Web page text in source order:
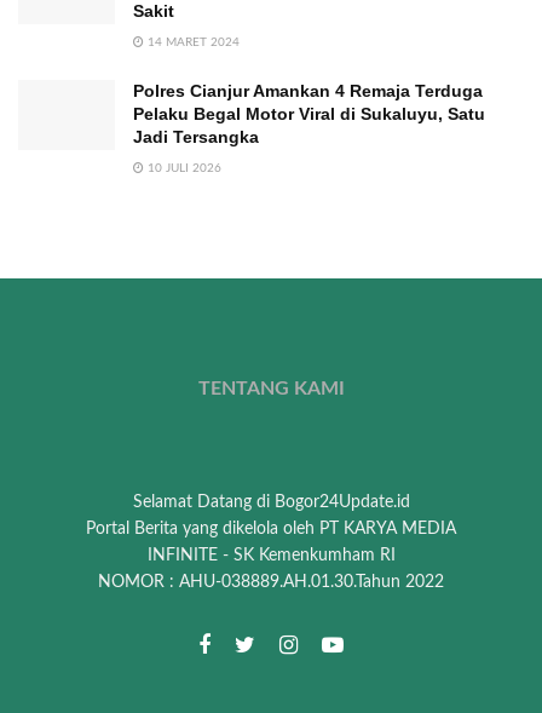
Sakit
14 MARET 2024
Polres Cianjur Amankan 4 Remaja Terduga
Pelaku Begal Motor Viral di Sukaluyu, Satu
Jadi Tersangka
10 JULI 2026
TENTANG KAMI
Selamat Datang di Bogor24Update.id
Portal Berita yang dikelola oleh PT KARYA MEDIA
INFINITE - SK Kemenkumham RI
NOMOR : AHU-038889.AH.01.30.Tahun 2022